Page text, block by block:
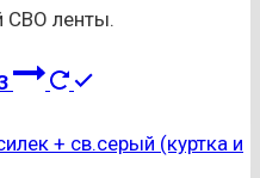
СВО ленты.
Этот
имеет